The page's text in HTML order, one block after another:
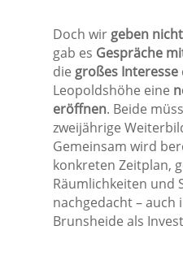
Doch wirgeben
gab es Gespräche
die großes Interesse
Leopoldshöhe eine
eröffnen. Beide
zweijährige
Gemeinsam wird
konkreten Zeitplan,
Räumlichkeiten und
nachgedacht – auch
Brunsheide als